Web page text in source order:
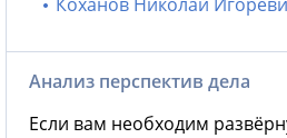
Анализ перспектив дела
Если вам необходим